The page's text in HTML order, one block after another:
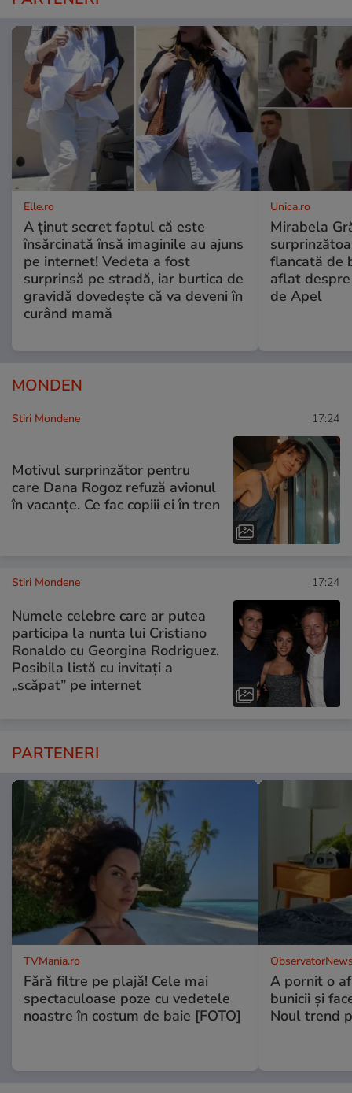
Elle.ro
A ținut secret faptul că este
însărcinată însă imaginile au ajuns
pe internet! Vedeta a fost
surprinsă pe stradă, iar burtica de
gravidă dovedește că va deveni în
curând mamă
Unica.ro
Mirabela
flancată de
aflat
de Apel
MONDEN
Stiri Mondene 17:24
Motivul surprinzător pentru
care Dana Rogoz refuză avionul
în vacanțe. Ce fac copiii ei în tren
Stiri Mondene 17:24
Numele celebre care ar putea
participa la nunta lui Cristiano
Ronaldo cu Georgina Rodriguez.
Posibila listă cu invitați a
„scăpat” pe internet
PARTENERI
TVMania.ro
Fără filtre pe plajă! Cele mai
spectaculoase poze cu vedetele
noastre în costum de baie [FOTO]
A pornit o
bunicii şi
Noul trend